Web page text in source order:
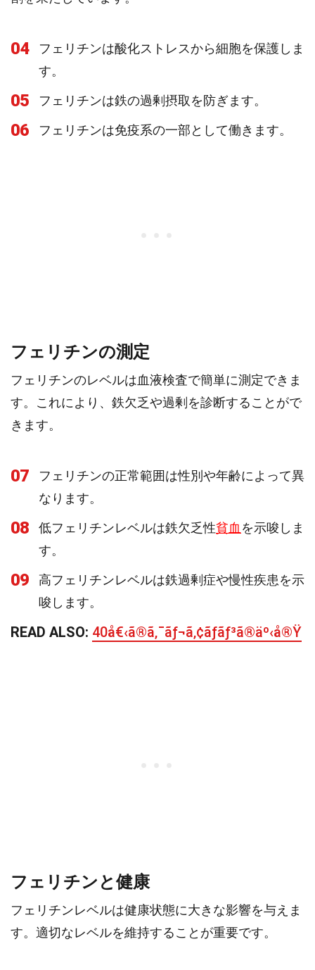
04
フェリチンは酸化ストレスから細胞を保護しま
す。
05 フェリチンは鉄の過剰摂取を防ぎます。
06 フェリチンは免疫系の一部として働きます。
フェリチンの測定
フェリチンのレベルは血液検査で簡単に測定できま
す。これにより、鉄欠乏や過剰を診断することがで
きます。
07
フェリチンの正常範囲は性別や年齢によって異
なります。
08 低フェリチンレベルは鉄欠乏性貧血 を示唆しま
す。
09
高フェリチンレベルは鉄過剰症や慢性疾患を示
唆します。
READ ALSO: 40å€‹ã®ã‚¯ãƒ¬ã‚¢ãƒãƒ³ã®äº‹å®Ÿ
フェリチンと健康
フェリチンレベルは健康状態に大きな影響を与えま
す。適切なレベルを維持することが重要です。